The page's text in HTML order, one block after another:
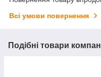
Всі умови повернення
Подібні товари